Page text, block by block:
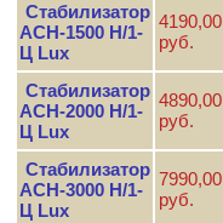
Стабилизатор
АСН-1500 Н/1-
Ц Lux
4190,00
руб.
Стабилизатор
АСН-2000 Н/1-
Ц Lux
4890,00
руб.
Стабилизатор
АСН-3000 Н/1-
Ц Lux
7990,00
руб.